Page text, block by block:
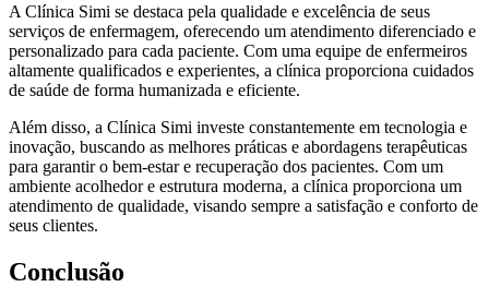
A Clínica Simi se destaca pela qualidade e excelência de seus
serviços de enfermagem, oferecendo um atendimento diferenciado e
personalizado para cada paciente. Com uma equipe de enfermeiros
altamente qualificados e experientes, a clínica proporciona cuidados
de saúde de forma humanizada e eficiente.
Além disso, a Clínica Simi investe constantemente em tecnologia e
inovação, buscando as melhores práticas e abordagens terapêuticas
para garantir o bem-estar e recuperação dos pacientes. Com um
ambiente acolhedor e estrutura moderna, a clínica proporciona um
atendimento de qualidade, visando sempre a satisfação e conforto de
seus clientes.
Conclusão